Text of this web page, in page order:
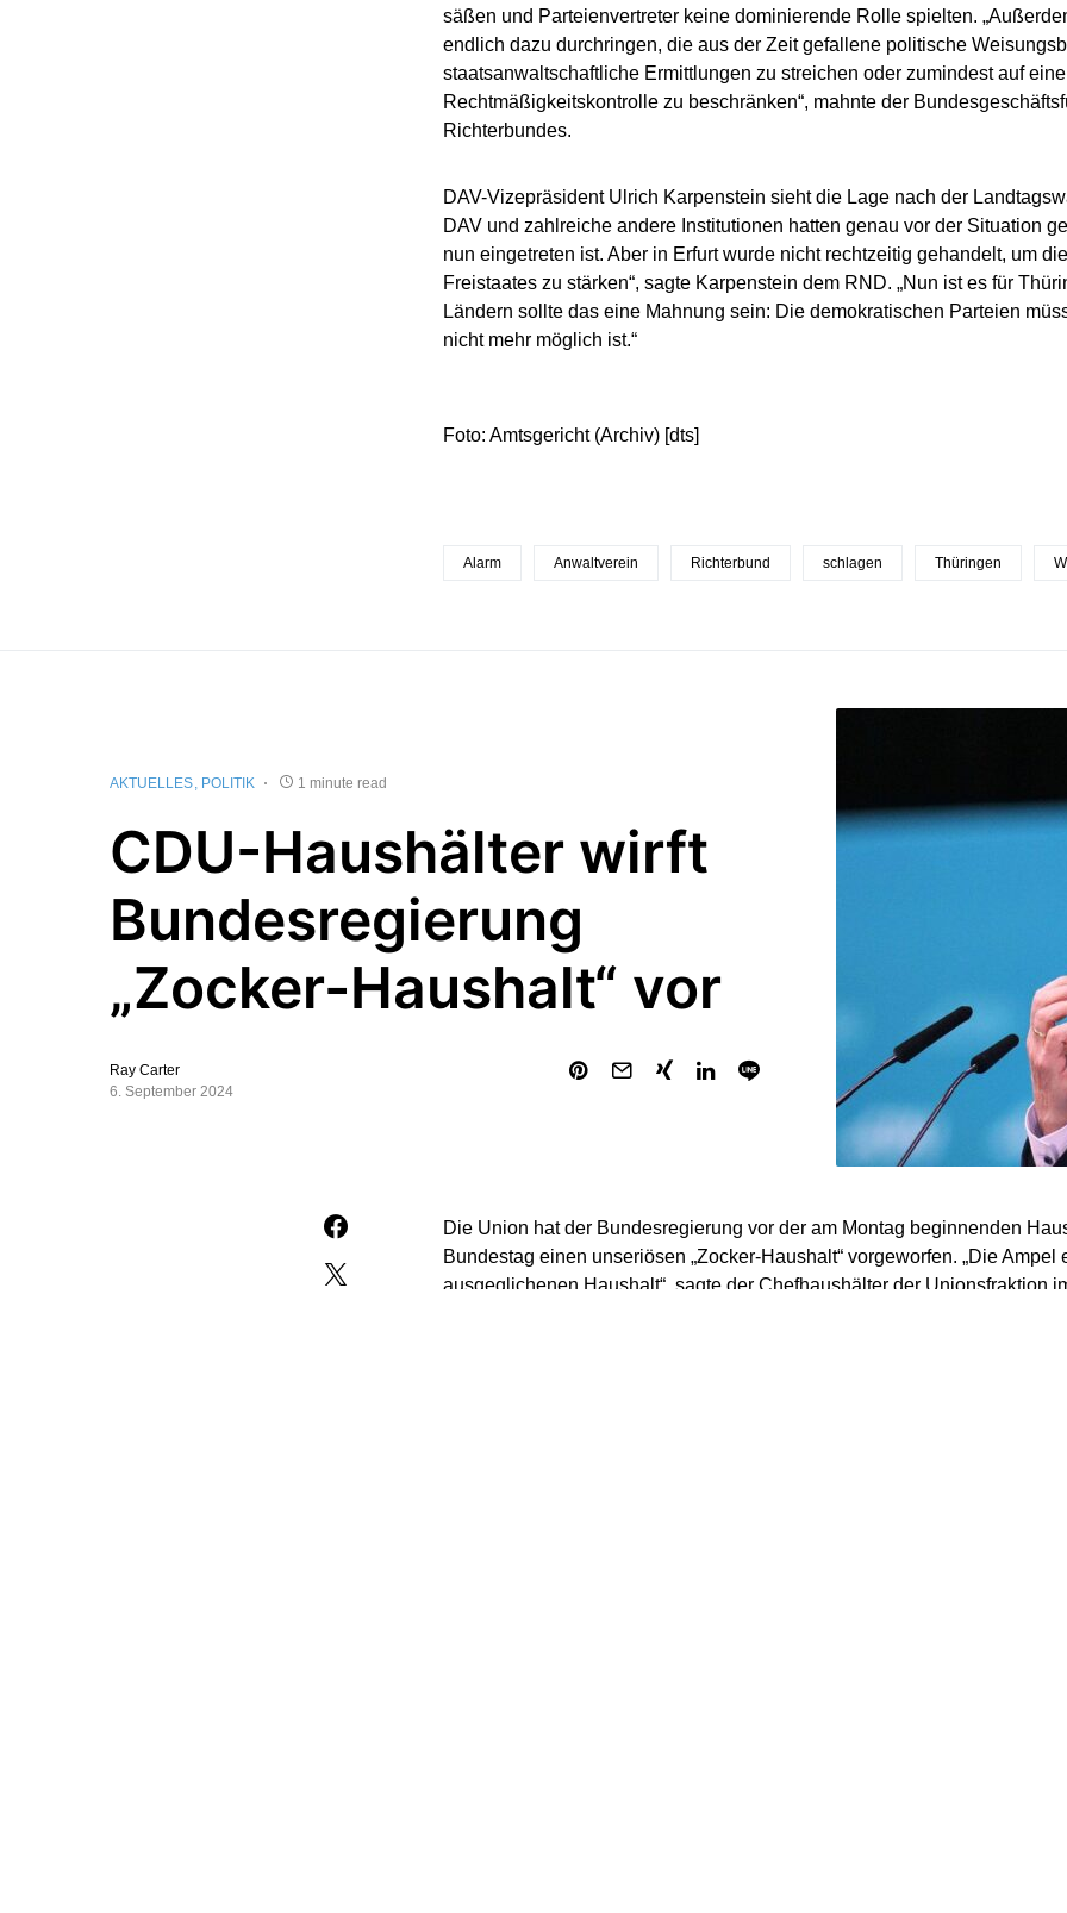
säßen und Parteienvertreter keine dominierende Rolle spielten.
endlich dazu durchringen, die aus der Zeit gefallene politische
staatsanwaltschaftliche Ermittlungen zu streichen oder zumindest auf eine
Rechtmäßigkeitskontrolle zu beschränken“, mahnte der
Richterbundes.
DAV-Vizepräsident Ulrich Karpenstein sieht die Lage nach der
DAV und zahlreiche andere Institutionen hatten genau vor der Situation
nun eingetreten ist. Aber in Erfurt wurde nicht rechtzeitig gehandelt, um
Freistaates zu stärken“, sagte Karpenstein dem RND. „Nun ist es für
Ländern sollte das eine Mahnung sein: Die demokratischen Parteien
nicht mehr möglich ist.“
Foto: Amtsgericht (Archiv) [dts]
Alarm Anwaltverein Richterbund schlagen Thüringen
AKTUELLES POLITIK 1 minute read
CDU-Haushälter wirft
Bundesregierung
„Zocker-Haushalt“ vor
Ray Carter
6. September 2024
Die Union hat der Bundesregierung vor der am Montag beginnenden
Bundestag einen unseriösen „Zocker-Haushalt“ vorgeworfen. „Die Ampel
ausgeglichenen Haushalt“, sagte der Chefhaushälter der Unionsfraktion